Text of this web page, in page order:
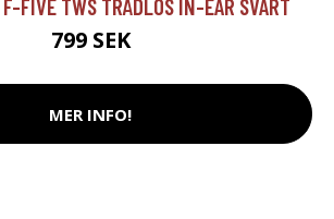
FIVE TWS TRÅDLÖS IN-EAR SVART
799 SEK
MER INFO!